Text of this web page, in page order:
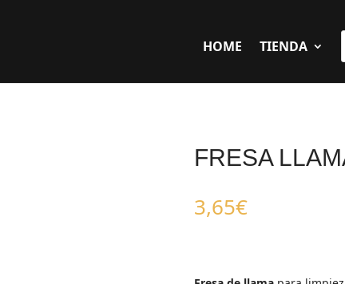
HOME TIENDA
FRESA
3,65€